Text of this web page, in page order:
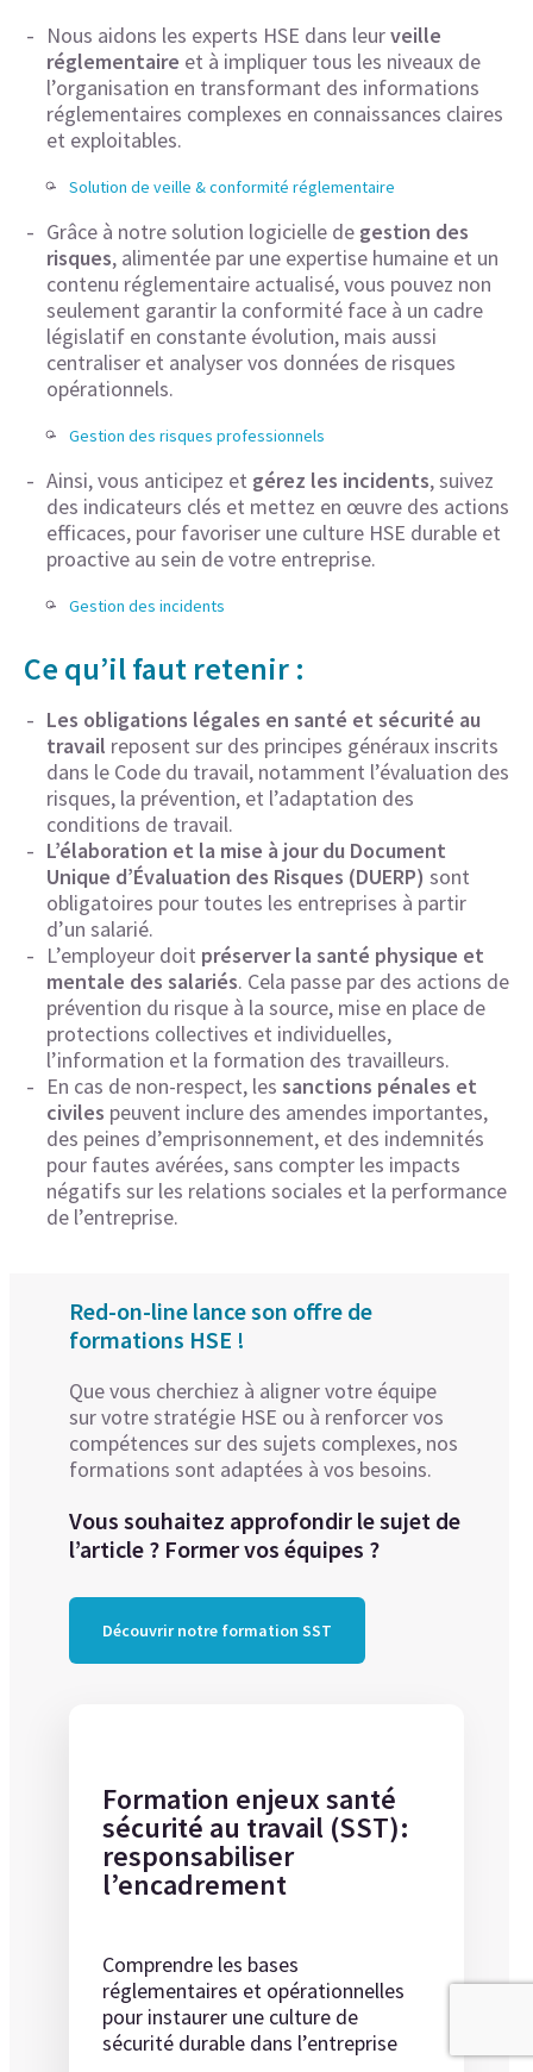
Nous aidons les experts HSE dans leurveille
réglementaire et à impliquer tous les niveaux de
l’organisation en transformant des informations
réglementaires complexes en connaissances claires
et exploitables.
Solution de veille & conformité réglementaire
Grâce à notre solution logicielle de gestion des
risques, alimentée par une expertise humaine et un
contenu réglementaire actualisé, vous pouvez non
seulement garantir la conformité face à un cadre
législatif en constante évolution, mais aussi
centraliser et analyser vos données de risques
opérationnels.
Gestion des risques professionnels
Ainsi, vous anticipez et gérez les incidents, suivez
des indicateurs clés et mettez en œuvre des actions
efficaces, pour favoriser une culture HSE durable et
proactive au sein de votre entreprise.
Gestion des incidents
Ce qu’il faut retenir :
Les obligations légales en santé et sécurité au
travail reposent sur des principes généraux inscrits
dans le Code du travail, notamment l’évaluation des
risques, la prévention, et l’adaptation des
conditions de travail.
L’élaboration et la mise à jour du Document
Unique d’Évaluation des Risques (DUERP) sont
obligatoires pour toutes les entreprises à partir
d’un salarié.
L’employeur doit préserver la santé physique et
mentale des salariés. Cela passe par des actions de
prévention du risque à la source, mise en place de
protections collectives et individuelles,
l’information et la formation des travailleurs.
En cas de non-respect, les sanctions pénales et
civiles peuvent inclure des amendes importantes,
des peines d’emprisonnement, et des indemnités
pour fautes avérées, sans compter les impacts
négatifs sur les relations sociales et la performance
de l’entreprise.
Red-on-line lance son offre de
formations HSE !
Que vous cherchiez à aligner votre équipe
sur votre stratégie HSE ou à renforcer vos
compétences sur des sujets complexes, nos
formations sont adaptées à vos besoins.
Vous souhaitez approfondir le sujet de
l’article ? Former vos équipes ?
Découvrir notre formation SST
Formation enjeux santé
sécurité au travail (SST):
responsabiliser
l’encadrement
Comprendre les bases
réglementaires et opérationnelles
pour instaurer une culture de
sécurité durable dans l’entreprise